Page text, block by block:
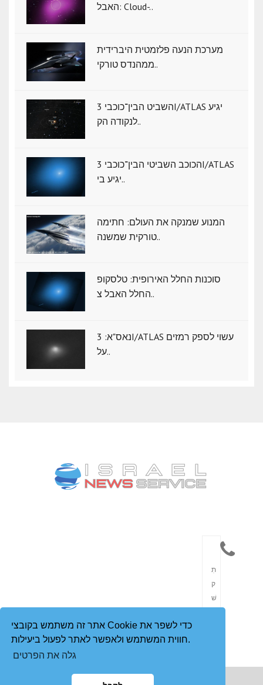
אתר זה משתמש בקובצי Cookie כדי לשפר את
חווית המשתמש ולאפשר לאתר לפעול ביעילות.
גלה את הפרטים
האבל: Cloud-..
מערכת הנעה פלזמטית היברידית
ממהנדס טורקי..
השביט הבין־כוכבי 3I/ATLAS יגיע
לנקודה הק..
הכוכב השביטי הבין־כוכבי 3I/ATLAS
יגיע בי..
המנוע שמנקה את העולם: חתימה
טורקית שמשנה..
סוכנות החלל האירופית: טלסקופ
החלל האבל צ..
נאס"א: ‏3I/ATLAS עשוי לספק רמזים
על..
תִ
ק
שׁ